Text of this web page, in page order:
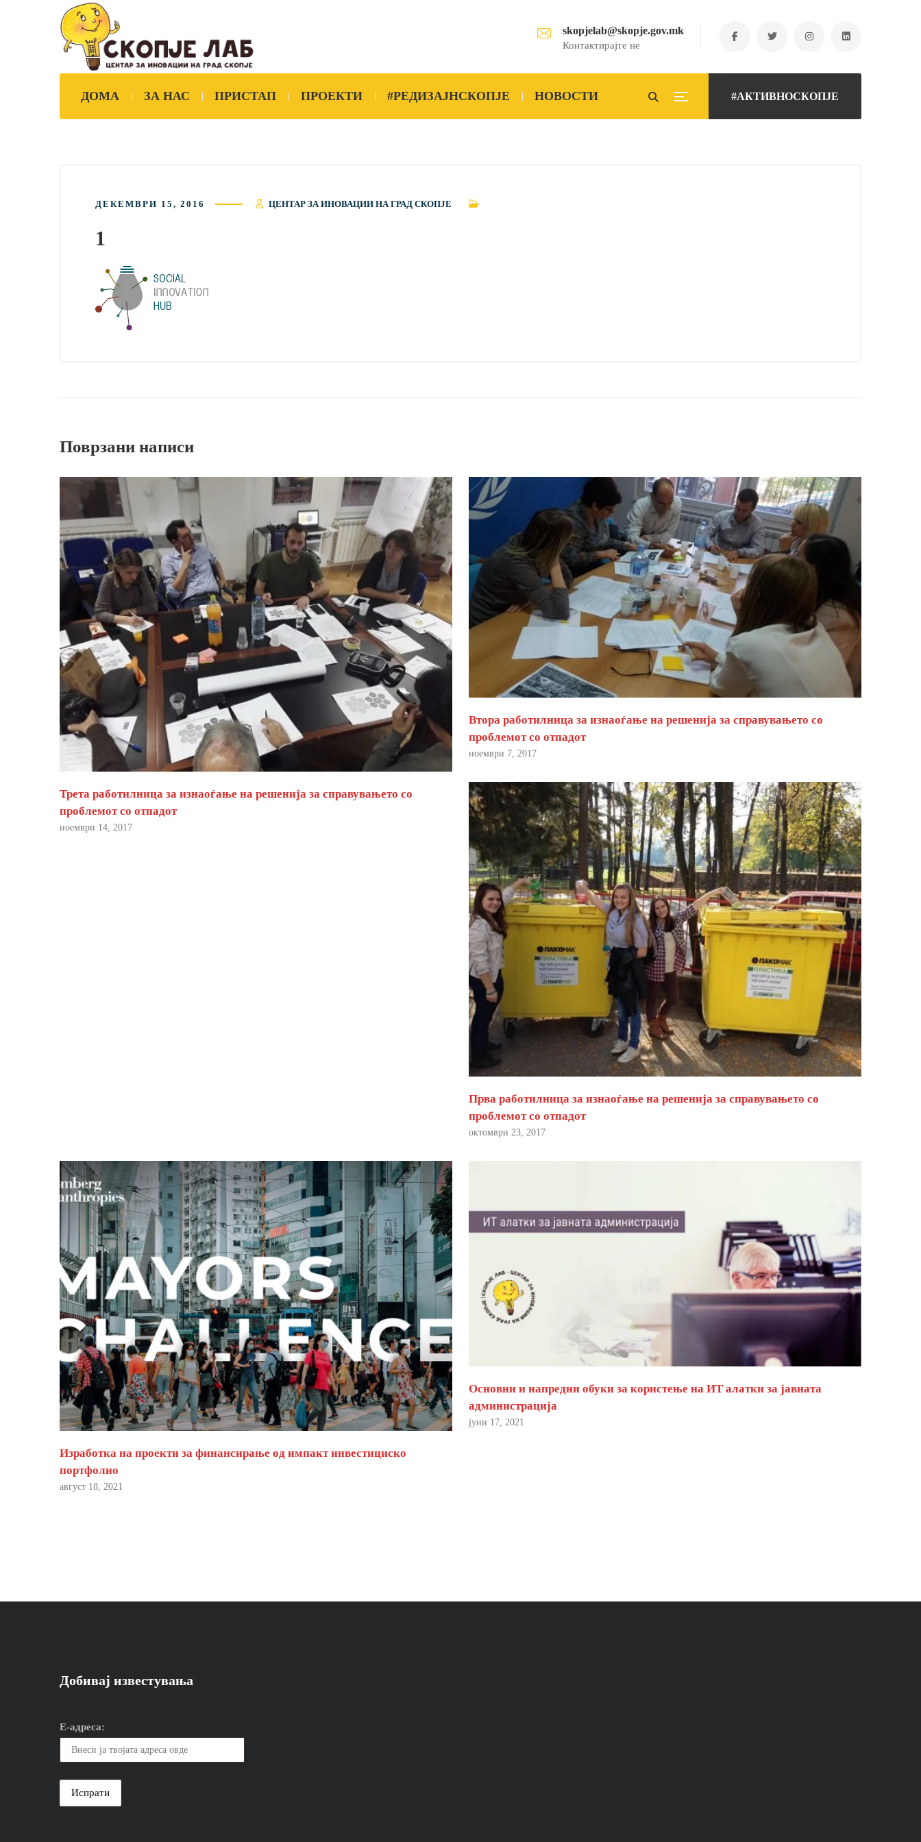
skopjelab@skopje.gov.mk
Контактирајте не
#АКТИВНОСКОПЈЕ
ДОМА ЗА НАС ПРИСТАП ПРОЕКТИ #РЕДИЗАЈНСКОПЈЕ НОВОСТИ
ДЕКЕМВРИ 15, 2016 ЦЕНТАР ЗА ИНОВАЦИИ НА ГРАД СКОПЈЕ
1
Поврзани написи
Трета работилница за изнаоѓање на решенија за справувањето со
проблемот со отпадот
ноември 14, 2017
Втора работилница за изнаоѓање на решенија за справувањето со
проблемот со отпадот
ноември 7, 2017
Прва работилница за изнаоѓање на решенија за справувањето со
проблемот со отпадот
октомври 23, 2017
Изработка на проекти за финансирање од импакт инвестициско
портфолио
август 18, 2021
Основни и напредни обуки за користење на ИТ алатки за јавната
администрација
јуни 17, 2021
Добивај известувања
Е-адреса: